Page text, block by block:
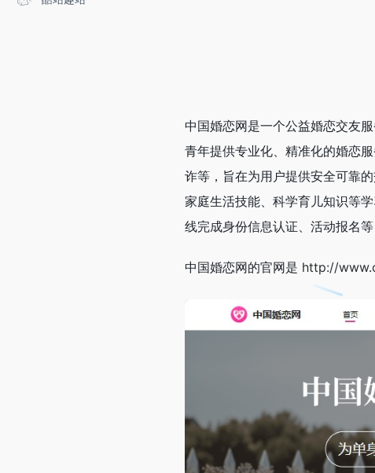
中国婚恋网是一个公益婚恋交友
青年提供专业化、精准化的婚恋
诈等，旨在为用户提供安全可靠
家庭生活技能、科学育儿知识等
线完成身份信息认证、活动报名等
中国婚恋网的官网是 http://